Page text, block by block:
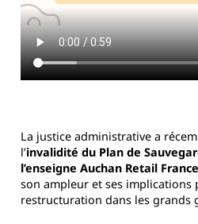
La justice administrative a
l’invalidité du Plan de
l’enseigne Auchan Retail France
son ampleur et ses implications
restructuration dans les grands